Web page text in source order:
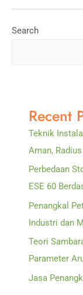
Penangkal
Petir
Search
Recent
Teknik
Aman,
Perbedaan
ESE 60
Penangkal
Industri dan
Teori
Parameter
Jasa